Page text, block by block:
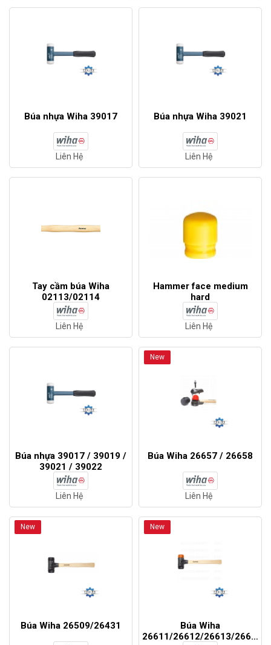
Búa nhựa Wiha 39017
Liên Hệ
Búa nhựa Wiha 39021
Liên Hệ
Tay cầm búa Wiha
02113/02114
Liên Hệ
Hammer face medium
hard
Liên Hệ
Búa nhựa 39017 / 39019 /
39021 / 39022
Liên Hệ
New
Búa Wiha 26657 / 26658
Liên Hệ
New
Búa Wiha 26509/26431
New
Búa Wiha
26611/26612/26613/26614